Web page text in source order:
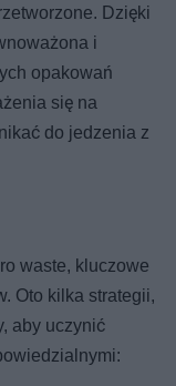
Dzięki
i
opakowań
się na
do jedzenia z
waste, kluczowe
Oto kilka strategii,
aby uczynić